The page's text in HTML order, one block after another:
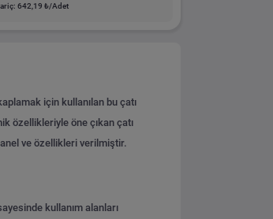
642,19 ₺/Adet
için kullanılan bu çatı
özellikleriyle öne çıkan çatı
ve özellikleri verilmiştir.
kullanım alanları